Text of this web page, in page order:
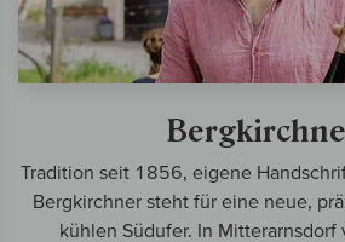
Tradition seit 1856, eigene
Bergkirchner steht für eine neue,
kühlen Südufer. In Mitterarnsdorf